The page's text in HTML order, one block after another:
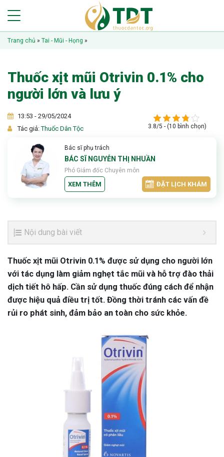
Trang chủ » Tai - Mũi - Họng »
Thuốc xịt mũi Otrivin 0.1% cho
người lớn và lưu ý
13:53 - 29/05/2024
Tác giả:Thuốc Dân Tộc 3.8/5 - (10 bình chọn)
Bác sĩ phụ trách
BÁC SĨ NGUYỄN THỊ NHUẦN
Phó Giám đốc Chuyên môn
XEM THÊM ĐẶT LỊCH KHÁM
Nội dung bài viết
Thuốc xịt mũi Otrivin 0.1% được sử dụng cho người lớn
với tác dụng làm giảm nghẹt tắc mũi và hỗ trợ đào thải
dịch tiết hô hấp. Cần sử dụng thuốc đúng cách để nhận
được hiệu quả điều trị tốt. Đồng thời tránh các vấn đề
rủi ro phát sinh, đảm bảo an toàn cho sức khỏe.